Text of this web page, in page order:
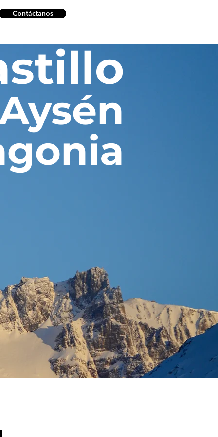
Contáctanos